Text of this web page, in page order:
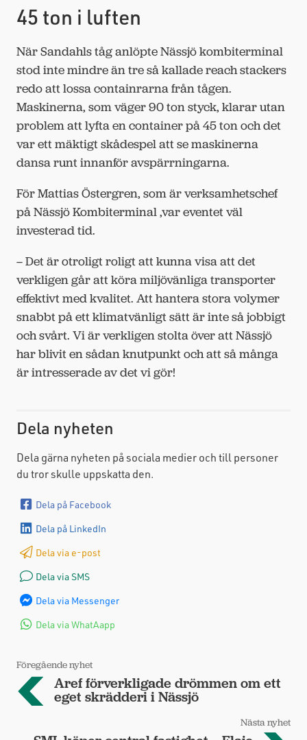
45 ton i luften
När Sandahls tåg anlöpte Nässjö kombiterminal
stod inte mindre än tre så kallade reach stackers
redo att lossa containrarna från tågen.
Maskinerna, som väger 90 ton styck, klarar utan
problem att lyfta en container på 45 ton och det
var ett mäktigt skådespel att se maskinerna
dansa runt innanför avspärrningarna.
För Mattias Östergren, som är verksamhetschef
på Nässjö Kombiterminal ,var eventet väl
investerad tid.
– Det är otroligt roligt att kunna visa att det
verkligen går att köra miljövänliga transporter
effektivt med kvalitet. Att hantera stora volymer
snabbt på ett klimatvänligt sätt är inte så jobbigt
och svårt. Vi är verkligen stolta över att Nässjö
har blivit en sådan knutpunkt och att så många
är intresserade av det vi gör!
Dela nyheten
Dela gärna nyheten på sociala medier och till personer
du tror skulle uppskatta den.
Dela på Facebook
Dela på LinkedIn
Dela via e-post
Dela via SMS
Dela via Messenger
Dela via WhatAapp
Föregående nyhet
Aref förverkligade drömmen om ett
eget skrädderi i Nässjö
Nästa nyhet